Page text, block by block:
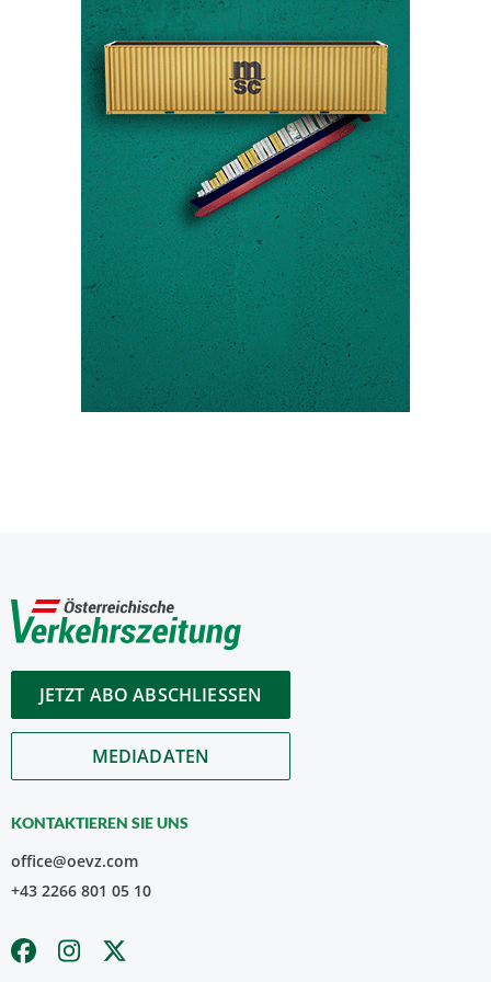
JETZT ABO ABSCHLIESSEN
MEDIADATEN
KONTAKTIEREN SIE UNS
office@oevz.com
+43 2266 801 05 10